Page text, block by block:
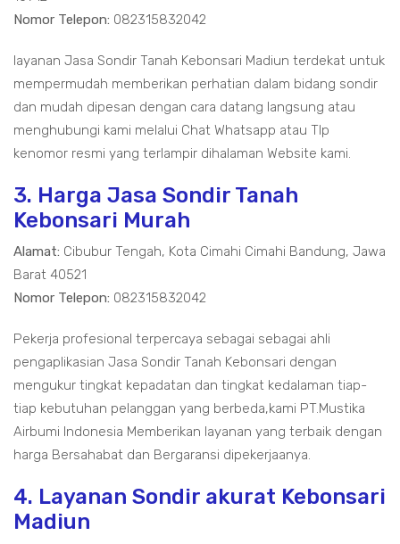
Nomor Telepon: 082315832042
layanan Jasa Sondir Tanah Kebonsari Madiun terdekat untuk
mempermudah memberikan perhatian dalam bidang sondir
dan mudah dipesan dengan cara datang langsung atau
menghubungi kami melalui Chat Whatsapp atau Tlp
kenomor resmi yang terlampir dihalaman Website kami.
3. Harga Jasa Sondir Tanah
Kebonsari Murah
Alamat: Cibubur Tengah, Kota Cimahi Cimahi Bandung, Jawa
Barat 40521
Nomor Telepon: 082315832042
Pekerja profesional terpercaya sebagai sebagai ahli
pengaplikasian Jasa Sondir Tanah Kebonsari dengan
mengukur tingkat kepadatan dan tingkat kedalaman tiap-
tiap kebutuhan pelanggan yang berbeda,kami PT.Mustika
Airbumi Indonesia Memberikan layanan yang terbaik dengan
harga Bersahabat dan Bergaransi dipekerjaanya.
4. Layanan Sondir akurat Kebonsari
Madiun